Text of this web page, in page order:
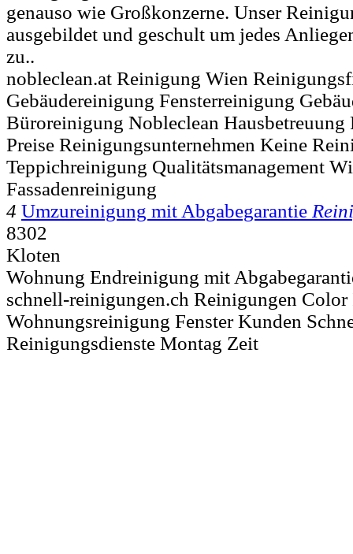
genauso wie Großkonzerne. Unser
ausgebildet und geschult um jedes
zu..
nobleclean.at Reinigung Wien
Gebäudereinigung Fensterreinigung
Büroreinigung Nobleclean Hausbetreuung
Preise Reinigungsunternehmen Keine
Teppichreinigung Qualitätsmanagement
Fassadenreinigung
4 Umzureinigung mit Abgabegarantie
8302
Kloten
Wohnung Endreinigung mit
schnell-reinigungen.ch Reinigungen
Wohnungsreinigung Fenster Kunden
Reinigungsdienste Montag Zeit